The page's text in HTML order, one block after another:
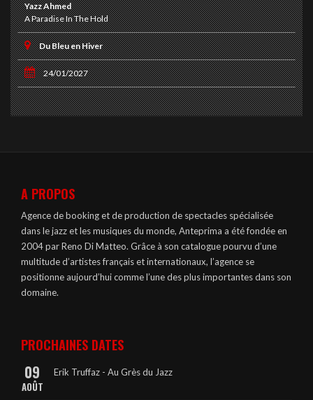
Yazz Ahmed
A Paradise In The Hold
Du Bleu en Hiver
24/01/2027
A PROPOS
Agence de booking et de production de spectacles spécialisée
dans le jazz et les musiques du monde, Anteprima a été fondée en
2004 par Reno Di Matteo. Grâce à son catalogue pourvu d’une
multitude d’artistes français et internationaux, l’agence se
positionne aujourd’hui comme l’une des plus importantes dans son
domaine.
PROCHAINES DATES
09
AOÛT
Erik Truffaz - Au Grès du Jazz